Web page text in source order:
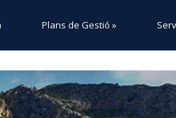
Plans de Gestió »